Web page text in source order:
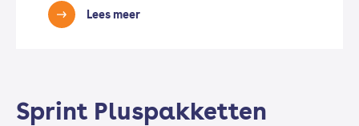
Lees meer
Sprint Pluspakketten